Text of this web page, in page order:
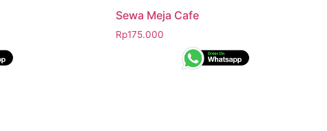
Sewa Meja Cafe
Rp175.000